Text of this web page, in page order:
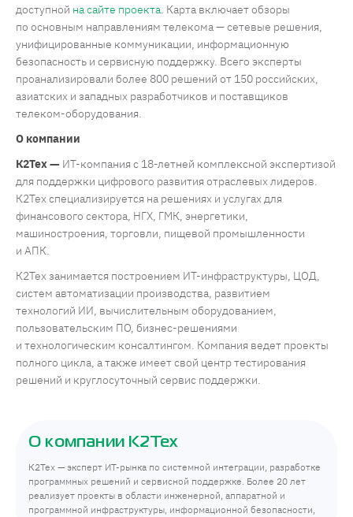
доступной на сайте проекта. Карта включает обзоры
по основным направлениям телекома — сетевые решения,
унифицированные коммуникации, информационную
безопасность и сервисную поддержку. Всего эксперты
проанализировали более 800 решений от 150 российских,
азиатских и западных разработчиков и поставщиков
телеком-оборудования.
О компании
К2Тех — ИТ-компания с 18-летней комплексной экспертизой
для поддержки цифрового развития отраслевых лидеров.
К2Тех специализируется на решениях и услугах для
финансового сектора, НГХ, ГМК, энергетики,
машиностроения, торговли, пищевой промышленности
и АПК.
К2Тех занимается построением ИТ-инфраструктуры, ЦОД,
систем автоматизации производства, развитием
технологий ИИ, вычислительным оборудованием,
пользовательским ПО, бизнес-решениями
и технологическим консалтингом. Компания ведет проекты
полного цикла, а также имеет свой центр тестирования
решений и круглосуточный сервис поддержки.
О компании К2Тех
К2Тех — эксперт ИТ-рынка по системной интеграции, разработке
программных решений и сервисной поддержке. Более 20 лет
реализует проекты в области инженерной, аппаратной и
программной инфраструктуры, информационной безопасности,